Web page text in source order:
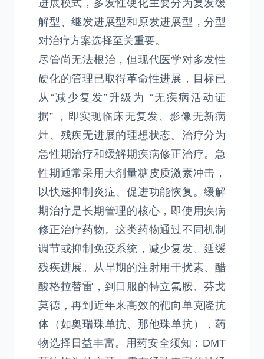
进展模式，多发性硬化主要分为复发缓
解型、继发进展型和原发进展型，分型
对治疗方案选择至关重要。
尽管尚无法根治，但现代医学对多发性
硬化的管理已取得革命性进展，目标已
从“减少复发”升级为 “无疾病活动证
据” ，即实现临床无复发、影像无新病
灶、残疾无进展的理想状态。治疗分为
急性期治疗和缓解期疾病修正治疗。急
性期通常采用大剂量糖皮质激素冲击，
以快速抑制炎症、促进功能恢复。缓解
期治疗是长期管理的核心，即使用疾病
修正治疗药物。这类药物通过不同机制
调节或抑制免疫系统，减少复发、延缓
残疾进展。从早期的注射用干扰素、醋
酸格拉替雷，到口服的特立氟胺、芬戈
莫德，再到近年来高效的靶向单克隆抗
体（如奥瑞珠单抗、那他珠单抗），药
物选择日益丰富。用药安全须知：DMT